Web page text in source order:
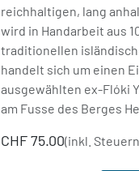
reichhaltigen, lang
wird in Handarbeit aus
traditionellen
handelt sich um einen
ausgewählten ex-Flóki
am Fusse des Berges
CHF75.00(inkl.